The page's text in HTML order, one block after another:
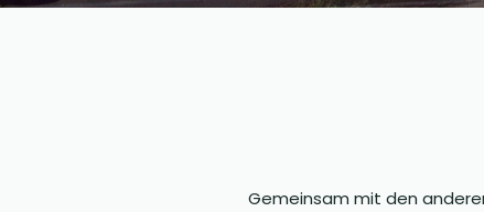
Gemeinsam mit den